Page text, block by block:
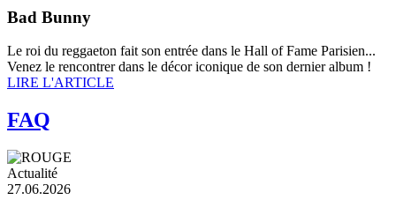
Bad Bunny
Le roi du reggaeton fait son entrée dans le Hall of Fame Parisien...
Venez le rencontrer dans le décor iconique de son dernier album !
LIRE L'ARTICLE
FAQ
Actualité
27.06.2026